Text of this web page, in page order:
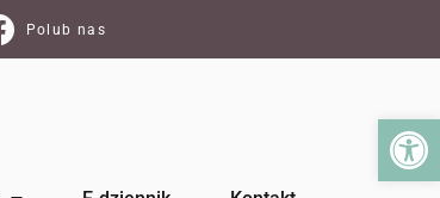
Polub nas